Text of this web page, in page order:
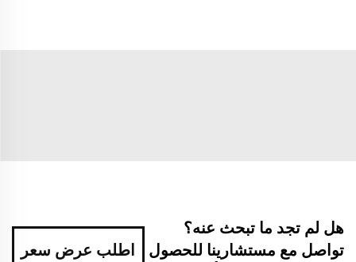
هل لم تجد ما تبحث عنه؟
تواصل مع مستشارينا للحصول
اطلب عرض سعر